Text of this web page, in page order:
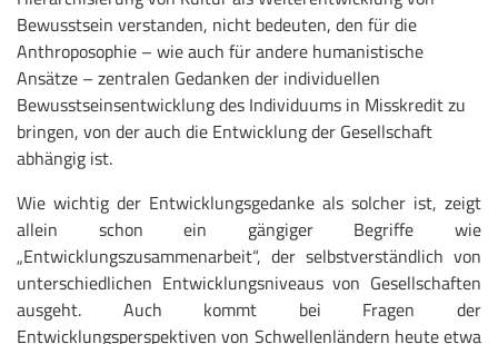
Bewusstsein verstanden, nicht bedeuten, den für die
Anthroposophie – wie auch für andere humanistische
Ansätze – zentralen Gedanken der individuellen
Bewusstseinsentwicklung des Individuums in Misskredit zu
bringen, von der auch die Entwicklung der Gesellschaft
abhängig ist.
Wie wichtig der Entwicklungsgedanke als solcher ist, zeigt
allein schon ein gängiger Begriffe wie
„Entwicklungszusammenarbeit“, der selbstverständlich von
unterschiedlichen Entwicklungsniveaus von Gesellschaften
ausgeht. Auch kommt bei Fragen der
Entwicklungsperspektiven von Schwellenländern heute etwa